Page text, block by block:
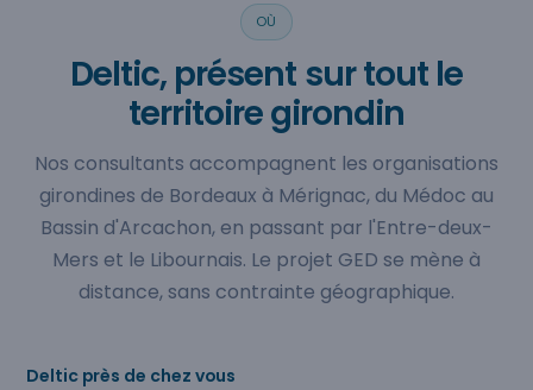
OÙ
Deltic, présent sur tout le
territoire girondin
Nos consultants accompagnent les organisations
girondines de Bordeaux à Mérignac, du Médoc au
Bassin d'Arcachon, en passant par l'Entre-deux-
Mers et le Libournais. Le projet GED se mène à
distance, sans contrainte géographique.
Deltic près de chez vous